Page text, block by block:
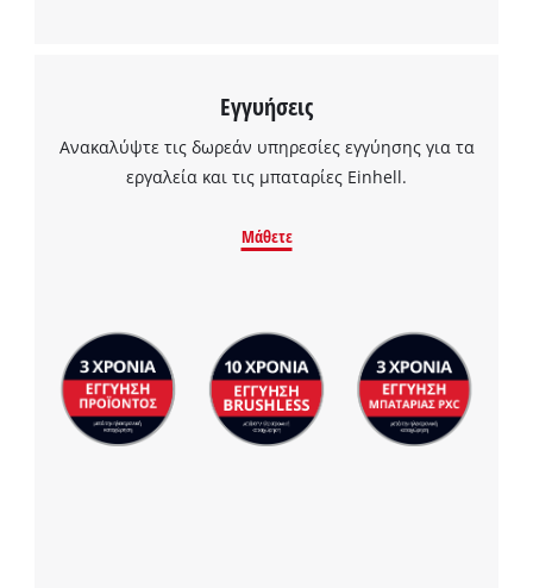
Εγγυήσεις
Ανακαλύψτε τις δωρεάν υπηρεσίες εγγύησης για τα
εργαλεία και τις μπαταρίες Einhell.
Μάθετε